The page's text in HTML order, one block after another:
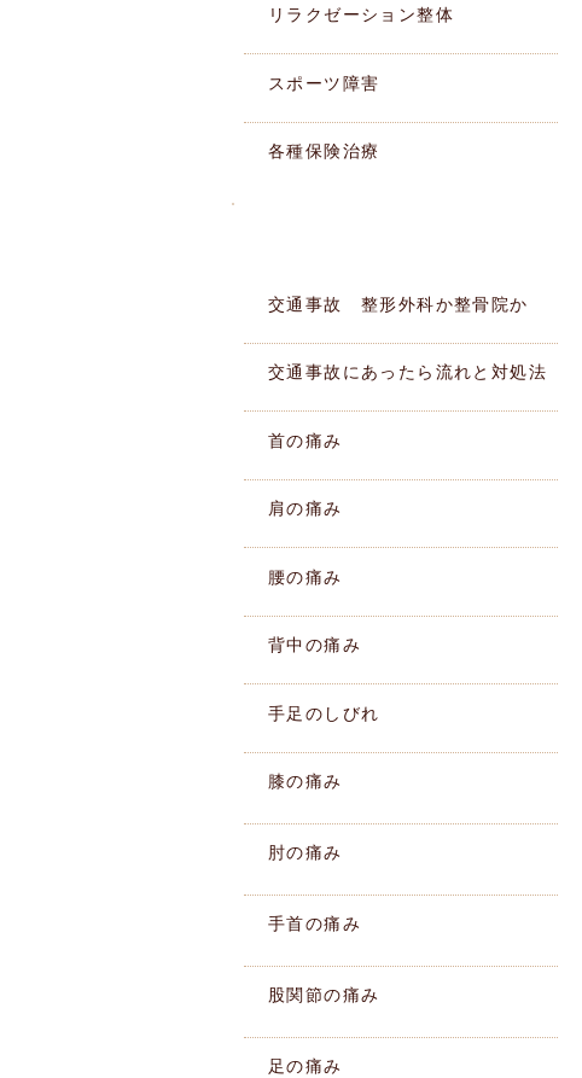
リラクゼーション整体
スポーツ障害
各種保険治療
交通事故 整形外科か整骨院か
交通事故にあったら流れと対処法
首の痛み
肩の痛み
腰の痛み
背中の痛み
手足のしびれ
膝の痛み
肘の痛み
手首の痛み
股関節の痛み
足の痛み